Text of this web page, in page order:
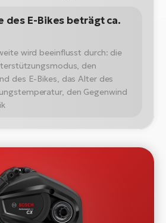
des E-Bikes beträgt ca.
wird beeinflusst durch: die
den
des E-Bikes, das Alter des
den Gegenwind